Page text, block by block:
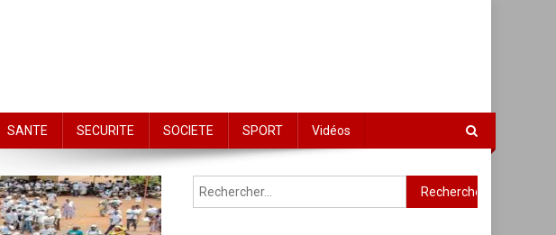
SANTE SECURITE SOCIETE SPORT Vidéos
Rechercher :